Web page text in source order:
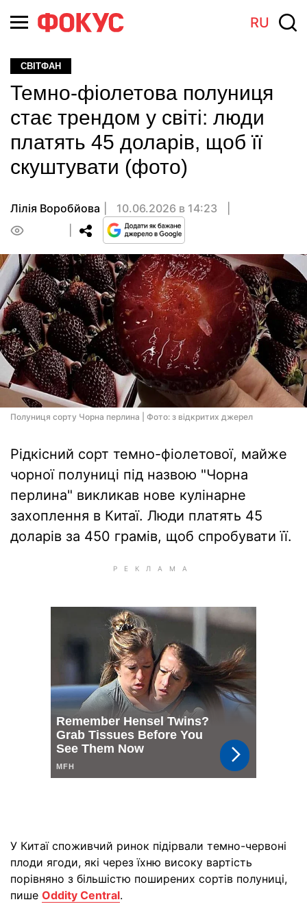
RU
СВІТФАН
Темно-фіолетова полуниця
стає трендом у світі: люди
платять 45 доларів, щоб її
скуштувати (фото)
Лілія Воробйова
10.06.2026 в 14:23
Полуниця сорту Чорна перлина | Фото: з відкритих джерел
Рідкісний сорт темно-фіолетової, майже
чорної полуниці під назвою "Чорна
перлина" викликав нове кулінарне
захоплення в Китаї. Люди платять 45
доларів за 450 грамів, щоб спробувати її.
У Китаї споживчий ринок підірвали темно-червоні
плоди ягоди, які через їхню високу вартість
порівняно з більшістю поширених сортів полуниці,
пише Oddity Central.